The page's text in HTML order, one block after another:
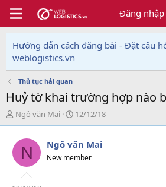
Đăng nhập
Hướng dẫn cách đăng bài - Đặt câu
weblogistics.vn
Thủ tục hải quan
Huỷ tờ khai trường hợp nào
T
h
r
e
d
s
Ngô văn Mai
N
g
à
y
g
i
12/12/18
N Ngô văn Mai
New member